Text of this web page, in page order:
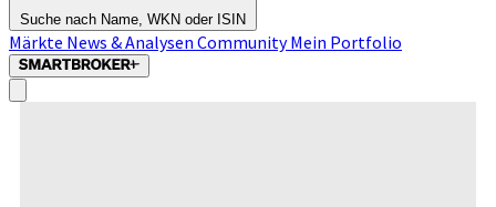
Suche nach Name, WKN oder ISIN
Märkte News & Analysen CommunityMein Portfolio